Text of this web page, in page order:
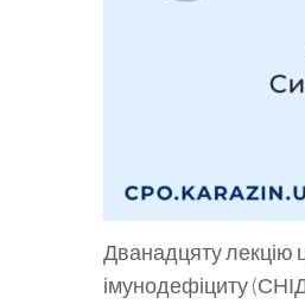
Дванадцяту лекцію
імунодефіциту